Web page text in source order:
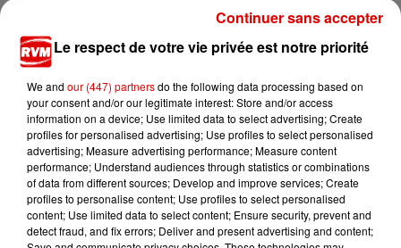
JUNGELI FEAT. EMMA
Juste Un Peu
MARTIN GARRIX & ED
SHEERAN
Repeat It
8h56
8h56
JEAN-JACQUES
GOLDMAN
Elle Attend
Le respect de votre vie privée est notre priorité
We and our (447) partnersdo the following data processing based on
your consent and/or our legitimate interest: Store and/or access
information on a device; Use limited data to select advertising; Create
profiles for personalised advertising; Use profiles to select personalised
advertising; Measure advertising performance; Measure content
performance; Understand audiences through statistics or combinations
of data from different sources; Develop and improve services; Create
profiles to personalise content; Use profiles to select personalised
content; Use limited data to select content; Ensure security, prevent and
detect fraud, and fix errors; Deliver and present advertising and content;
Continuer sans accepter